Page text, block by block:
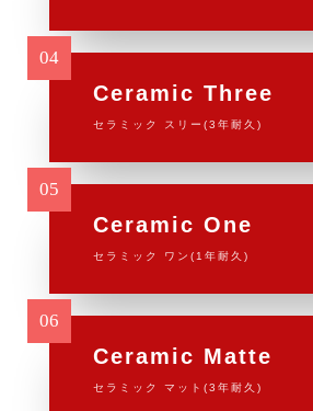
Ceramic Three
セラミック スリー(3年耐久)
Ceramic One
セラミック ワン(1年耐久)
Ceramic Matte
セラミック マット(3年耐久)